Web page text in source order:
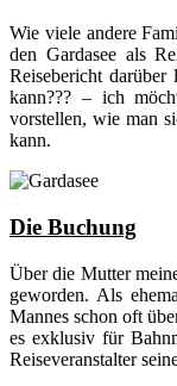
Wie viele andere
den Gardasee als
Reisebericht
kann??? – ich
vorstellen, wie man
kann.
Die Buchung
Über die Mutter
geworden. Als
Mannes schon oft
es exklusiv für
Reiseveranstalter